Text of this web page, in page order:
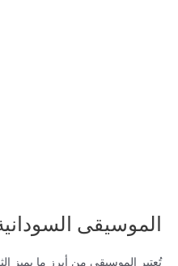
الموسيقى
تُعتبر الموسيقى من أبرز ما يميز